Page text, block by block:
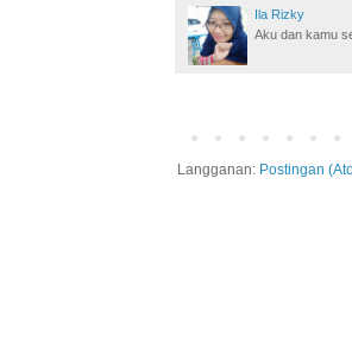
Ila Rizky
Aku dan kamu
Langganan: Postingan